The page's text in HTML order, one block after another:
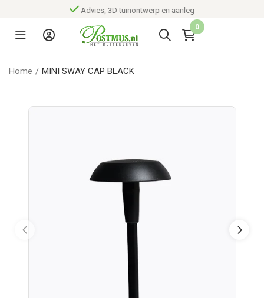
Advies, 3D tuinontwerp en aanleg
0
Home / MINI SWAY CAP BLACK